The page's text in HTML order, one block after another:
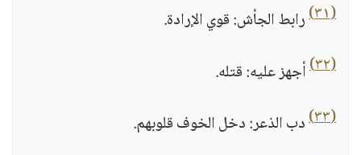
(٣١)
رابط الجأش: قوي الإرادة.
(٣٢)
أجهز عليه: قتله.
(٣٣)
دب الذعر: دخل الخوف قلوبهم.